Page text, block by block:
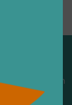
del riuso e
reimmettono in
e sostenibile.